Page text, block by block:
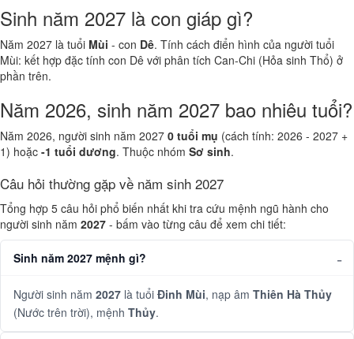
Sinh năm 2027 là con giáp gì?
Năm 2027 là tuổi Mùi - con Dê. Tính cách điển hình của người tuổi
Mùi: kết hợp đặc tính con Dê với phân tích Can-Chi (Hỏa sinh Thổ) ở
phần trên.
Năm 2026, sinh năm 2027 bao nhiêu tuổi?
Năm 2026, người sinh năm 2027 0 tuổi mụ (cách tính: 2026 - 2027 +
1) hoặc -1 tuổi dương. Thuộc nhóm Sơ sinh.
Câu hỏi thường gặp về năm sinh 2027
Tổng hợp 5 câu hỏi phổ biến nhất khi tra cứu mệnh ngũ hành cho
người sinh năm 2027 - bấm vào từng câu để xem chi tiết:
Sinh năm 2027 mệnh gì?
Người sinh năm 2027 là tuổi Đinh Mùi, nạp âm Thiên Hà Thủy
(Nước trên trời), mệnh Thủy.